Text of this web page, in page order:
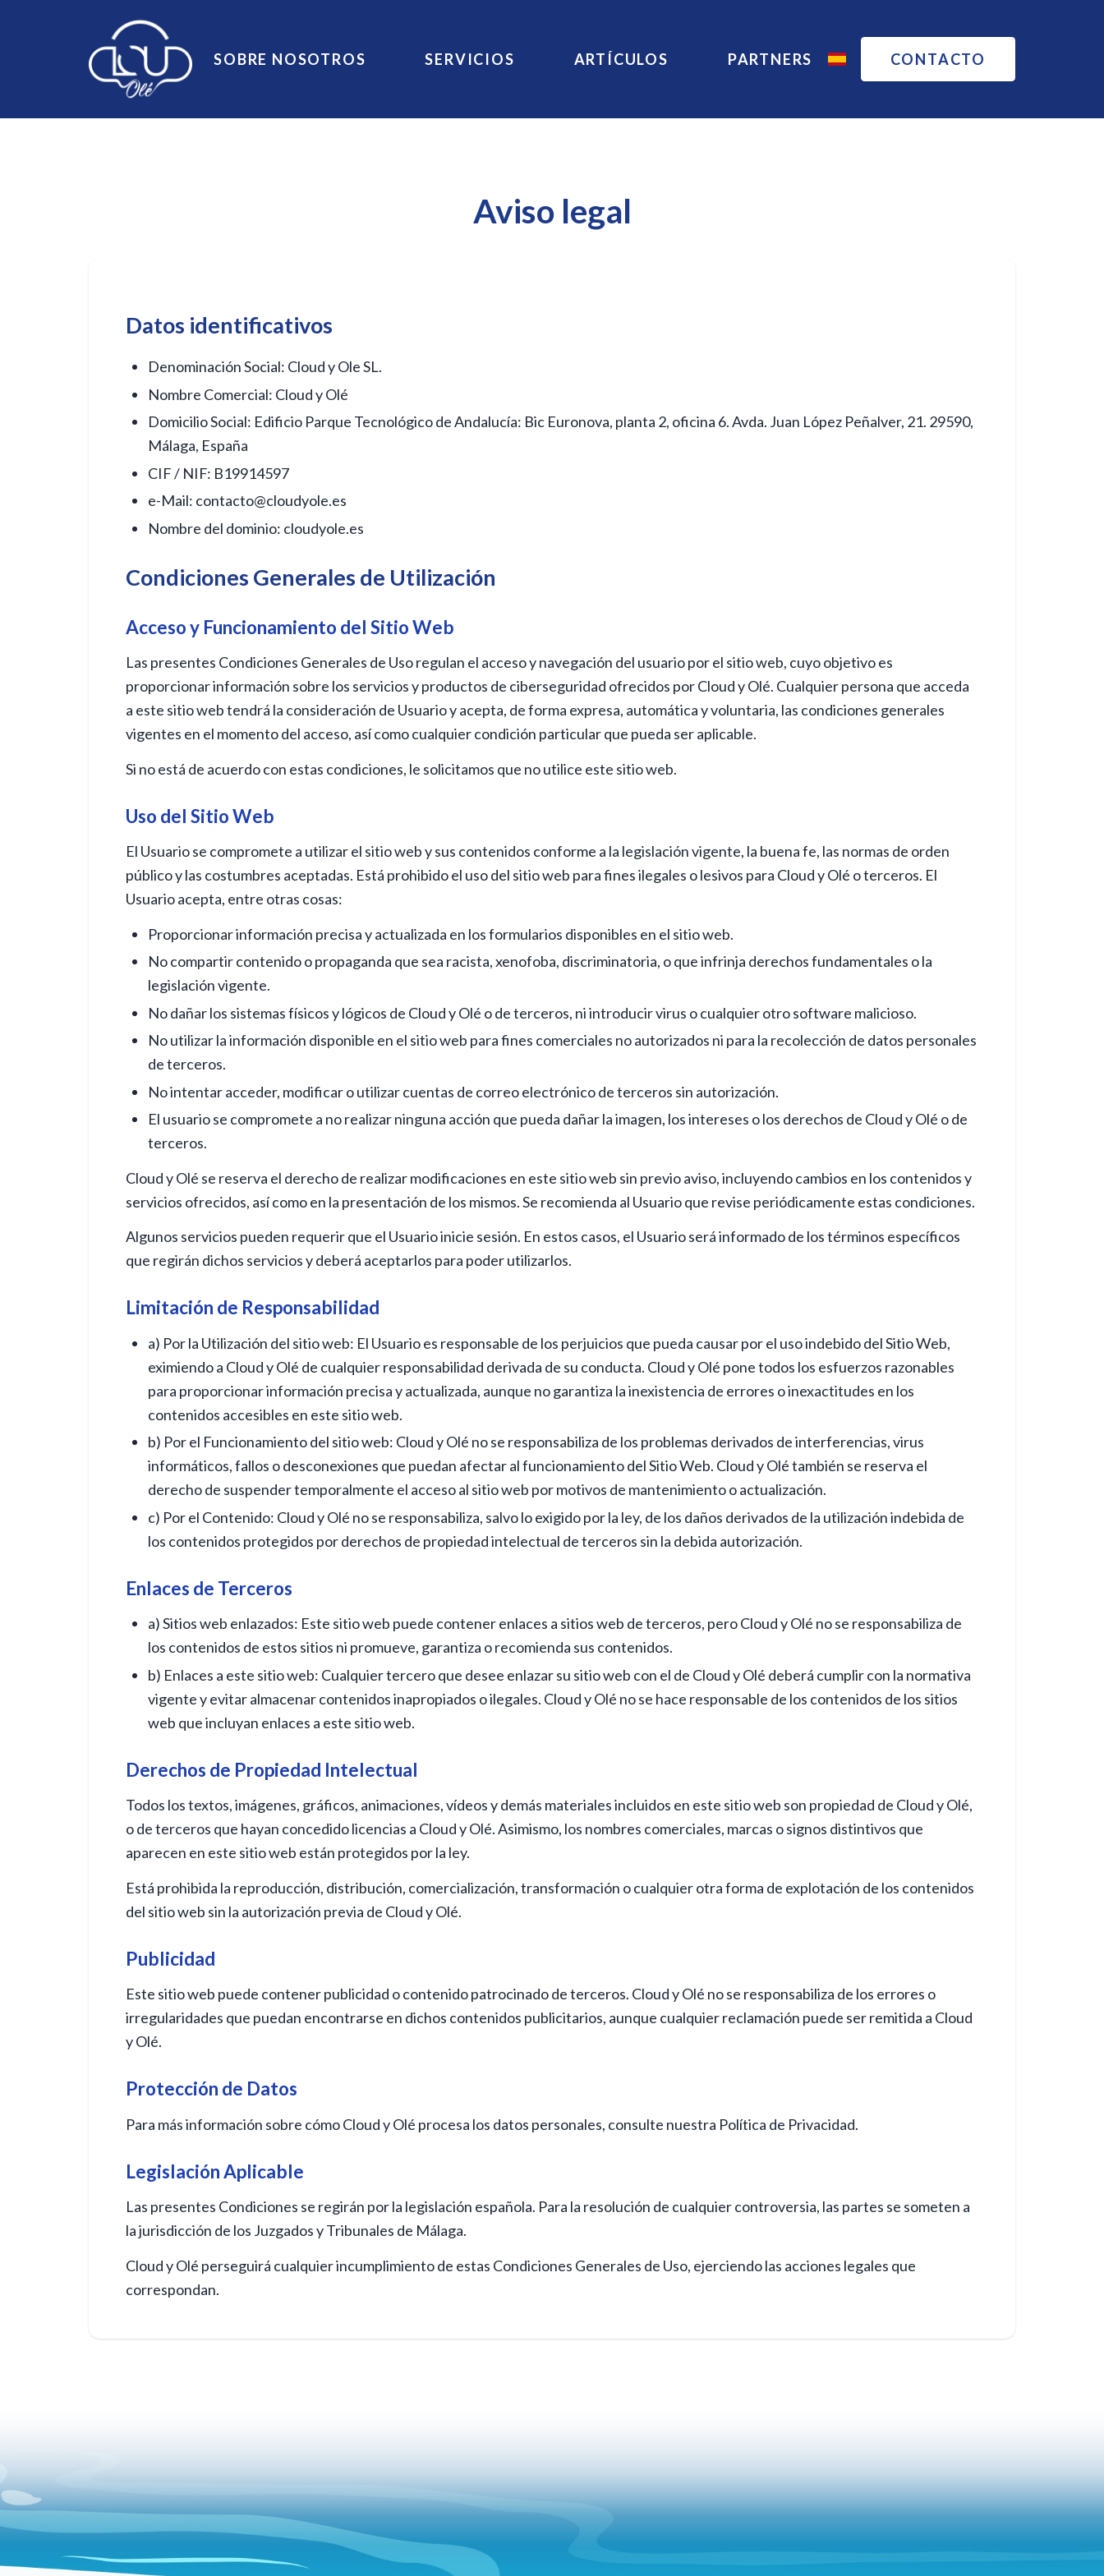
SOBRE NOSOTROS SERVICIOS ARTÍCULOS PARTNERS CONTACTO
Aviso legal
Datos identificativos
Denominación Social: Cloud y Ole SL.
Nombre Comercial: Cloud y Olé
Domicilio Social: Edificio Parque Tecnológico de Andalucía: Bic Euronova, planta 2, oficina 6. Avda. Juan López Peñalver, 21. 29590,
Málaga, España
CIF / NIF: B19914597
e-Mail: contacto@cloudyole.es
Nombre del dominio: cloudyole.es
Condiciones Generales de Utilización
Acceso y Funcionamiento del Sitio Web
Las presentes Condiciones Generales de Uso regulan el acceso y navegación del usuario por el sitio web, cuyo objetivo es
proporcionar información sobre los servicios y productos de ciberseguridad ofrecidos por Cloud y Olé. Cualquier persona que acceda
a este sitio web tendrá la consideración de Usuario y acepta, de forma expresa, automática y voluntaria, las condiciones generales
vigentes en el momento del acceso, así como cualquier condición particular que pueda ser aplicable.
Si no está de acuerdo con estas condiciones, le solicitamos que no utilice este sitio web.
Uso del Sitio Web
El Usuario se compromete a utilizar el sitio web y sus contenidos conforme a la legislación vigente, la buena fe, las normas de orden
público y las costumbres aceptadas. Está prohibido el uso del sitio web para fines ilegales o lesivos para Cloud y Olé o terceros. El
Usuario acepta, entre otras cosas:
Proporcionar información precisa y actualizada en los formularios disponibles en el sitio web.
No compartir contenido o propaganda que sea racista, xenofoba, discriminatoria, o que infrinja derechos fundamentales o la
legislación vigente.
No dañar los sistemas físicos y lógicos de Cloud y Olé o de terceros, ni introducir virus o cualquier otro software malicioso.
No utilizar la información disponible en el sitio web para fines comerciales no autorizados ni para la recolección de datos personales
de terceros.
No intentar acceder, modificar o utilizar cuentas de correo electrónico de terceros sin autorización.
El usuario se compromete a no realizar ninguna acción que pueda dañar la imagen, los intereses o los derechos de Cloud y Olé o de
terceros.
Cloud y Olé se reserva el derecho de realizar modificaciones en este sitio web sin previo aviso, incluyendo cambios en los contenidos y
servicios ofrecidos, así como en la presentación de los mismos. Se recomienda al Usuario que revise periódicamente estas condiciones.
Algunos servicios pueden requerir que el Usuario inicie sesión. En estos casos, el Usuario será informado de los términos específicos
que regirán dichos servicios y deberá aceptarlos para poder utilizarlos.
Limitación de Responsabilidad
a) Por la Utilización del sitio web: El Usuario es responsable de los perjuicios que pueda causar por el uso indebido del Sitio Web,
eximiendo a Cloud y Olé de cualquier responsabilidad derivada de su conducta. Cloud y Olé pone todos los esfuerzos razonables
para proporcionar información precisa y actualizada, aunque no garantiza la inexistencia de errores o inexactitudes en los
contenidos accesibles en este sitio web.
b) Por el Funcionamiento del sitio web: Cloud y Olé no se responsabiliza de los problemas derivados de interferencias, virus
informáticos, fallos o desconexiones que puedan afectar al funcionamiento del Sitio Web. Cloud y Olé también se reserva el
derecho de suspender temporalmente el acceso al sitio web por motivos de mantenimiento o actualización.
c) Por el Contenido: Cloud y Olé no se responsabiliza, salvo lo exigido por la ley, de los daños derivados de la utilización indebida de
los contenidos protegidos por derechos de propiedad intelectual de terceros sin la debida autorización.
Enlaces de Terceros
a) Sitios web enlazados: Este sitio web puede contener enlaces a sitios web de terceros, pero Cloud y Olé no se responsabiliza de
los contenidos de estos sitios ni promueve, garantiza o recomienda sus contenidos.
b) Enlaces a este sitio web: Cualquier tercero que desee enlazar su sitio web con el de Cloud y Olé deberá cumplir con la normativa
vigente y evitar almacenar contenidos inapropiados o ilegales. Cloud y Olé no se hace responsable de los contenidos de los sitios
web que incluyan enlaces a este sitio web.
Derechos de Propiedad Intelectual
Todos los textos, imágenes, gráficos, animaciones, vídeos y demás materiales incluidos en este sitio web son propiedad de Cloud y Olé,
o de terceros que hayan concedido licencias a Cloud y Olé. Asimismo, los nombres comerciales, marcas o signos distintivos que
aparecen en este sitio web están protegidos por la ley.
Está prohibida la reproducción, distribución, comercialización, transformación o cualquier otra forma de explotación de los contenidos
del sitio web sin la autorización previa de Cloud y Olé.
Publicidad
Este sitio web puede contener publicidad o contenido patrocinado de terceros. Cloud y Olé no se responsabiliza de los errores o
irregularidades que puedan encontrarse en dichos contenidos publicitarios, aunque cualquier reclamación puede ser remitida a Cloud
y Olé.
Protección de Datos
Para más información sobre cómo Cloud y Olé procesa los datos personales, consulte nuestra Política de Privacidad.
Legislación Aplicable
Las presentes Condiciones se regirán por la legislación española. Para la resolución de cualquier controversia, las partes se someten a
la jurisdicción de los Juzgados y Tribunales de Málaga.
Cloud y Olé perseguirá cualquier incumplimiento de estas Condiciones Generales de Uso, ejerciendo las acciones legales que
correspondan.